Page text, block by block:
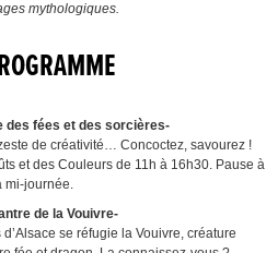
mythologiques.
des fées et des sorcières-
de créativité… Concoctez, savourez !
et des Couleurs de 11h à 16h30. Pause à
mi-journée.
de la Vouivre-
se réfugie la Vouivre, créature